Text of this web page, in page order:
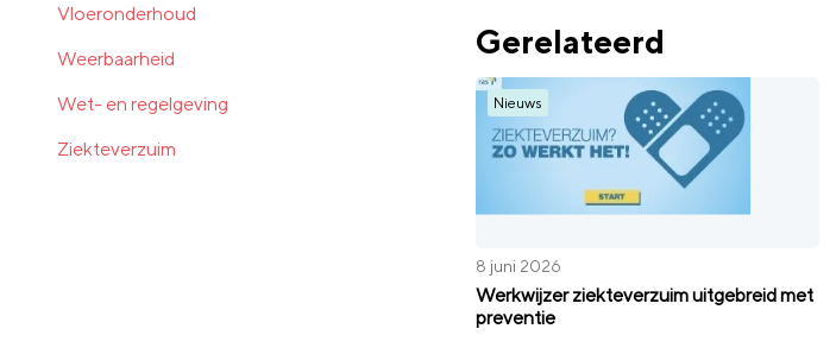
Gerelateerd
Nieuws
8 juni 2026
Werkwijzer ziekteverzuim uitgebreid met
preventie
Vloeronderhoud
Weerbaarheid
Wet- en regelgeving
Ziekteverzuim